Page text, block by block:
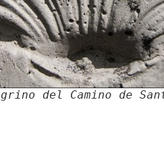
del Camino de